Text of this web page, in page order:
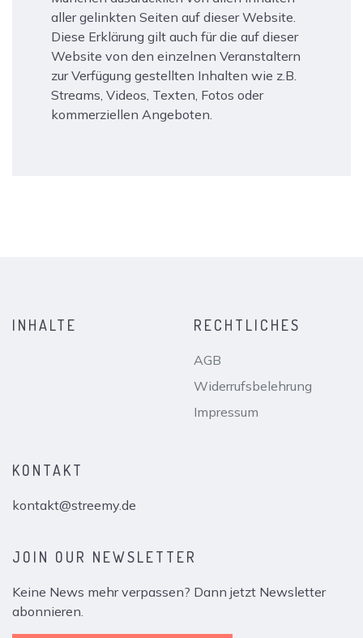
aller gelinkten Seiten auf dieser Website.
Diese Erklärung gilt auch für die auf dieser
Website von den einzelnen Veranstaltern
zur Verfügung gestellten Inhalten wie z.B.
Streams, Videos, Texten, Fotos oder
kommerziellen Angeboten.
INHALTE RECHTLICHES
AGB
Widerrufsbelehrung
Impressum
KONTAKT
kontakt@streemy.de
JOIN OUR NEWSLETTER
Keine News mehr verpassen? Dann jetzt Newsletter
abonnieren.